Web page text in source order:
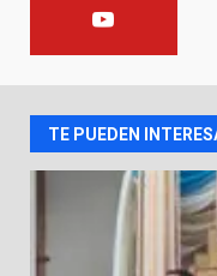
2
5
4
TE PUEDEN